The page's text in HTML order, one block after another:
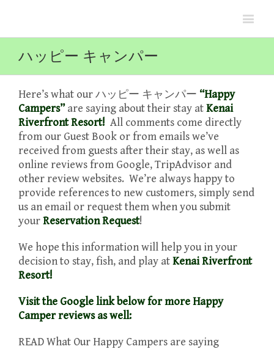
ハッピー キャンパー
Here’s what ourハッピー キャンパー “Happy
Campers”are saying about their stay atKenai
Riverfront Resort! All comments come directly
from our Guest Book or from emails we’ve
received from guests after their stay, as well as
online reviews from Google, TripAdvisor and
other review websites. We’re always happy to
provide references to new customers, simply send
us an email or request them when you submit
yourReservation Request!
We hope this information will help you in your
decision to stay, fish, and play atKenai Riverfront
Resort!
Visit the Google link below for more Happy
Camper reviews as well:
READ What Our Happy Campers are saying